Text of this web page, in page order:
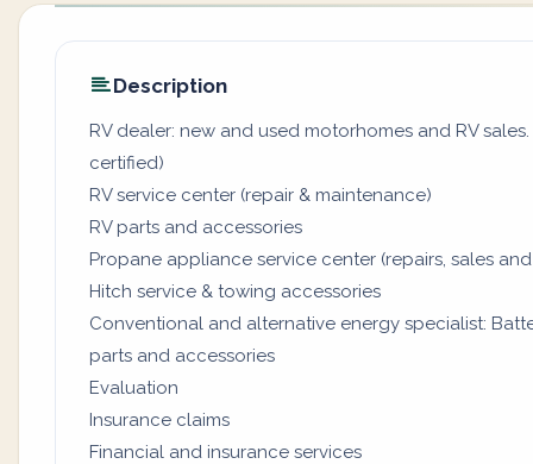
Description
RV dealer: new and used motorhomes and RV
certified)
RV service center (repair & maintenance)
RV parts and accessories
Propane appliance service center (repairs, sales
Hitch service & towing accessories
Conventional and alternative energy specialist:
parts and accessories
Evaluation
Insurance claims
Financial and insurance services